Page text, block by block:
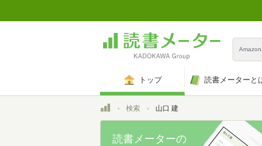
トップ 読書メーターと
トップ検索 山口 建
読書メーターの